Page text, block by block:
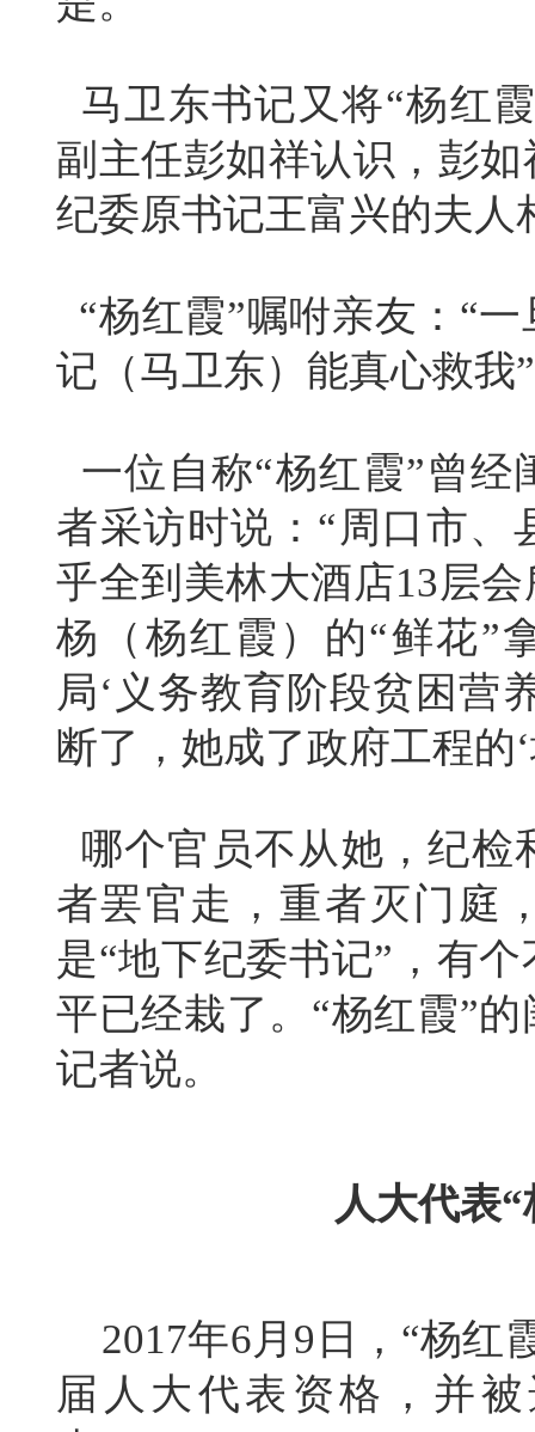
马卫东书记又将“杨红
副主任彭如祥认识，彭
纪委原书记王富兴的夫
“杨红霞”嘱咐亲友：“
记（马卫东）能真心救我
一位自称“杨红霞”曾经
者采访时说：“周口市、
乎全到美林大酒店13层
杨（杨红霞）的“鲜花”
局‘义务教育阶段贫困营
断了，她成了政府工程的
哪个官员不从她，纪检
者罢官走，重者灭门庭
是“地下纪委书记”，有
平已经栽了。“杨红霞”
记者说。
人大代表
2017年6月9日，“杨红
届人大代表资格，并